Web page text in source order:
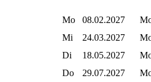
Mo 08.02.2027
Mi 24.03.2027
Di 18.05.2027
Do 29.07.2027